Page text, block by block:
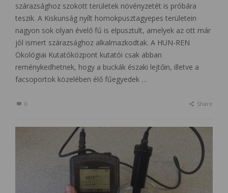
szárazsághoz szokott területek növényzetét is próbára
teszik. A Kiskunság nyílt homokpusztagyepes területein
nagyon sok olyan évelő fű is elpusztult, amelyek az ott már
jól ismert szárazsághoz alkalmazkodtak. A HUN-REN
Ökológiai Kutatóközpont kutatói csak abban
reménykedhetnek, hogy a buckák északi lejtőin, illetve a
facsoportok közelében élő fűegyedek …
0 Share